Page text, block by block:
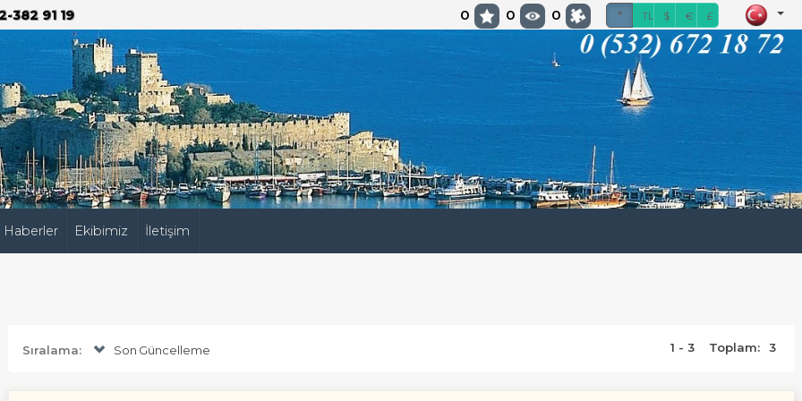
382 91 19 0 0 0 * TL $ € £
Haberler Ekibimiz İletişim
Sıralama: Son Güncelleme 1 - 3 Toplam: 3